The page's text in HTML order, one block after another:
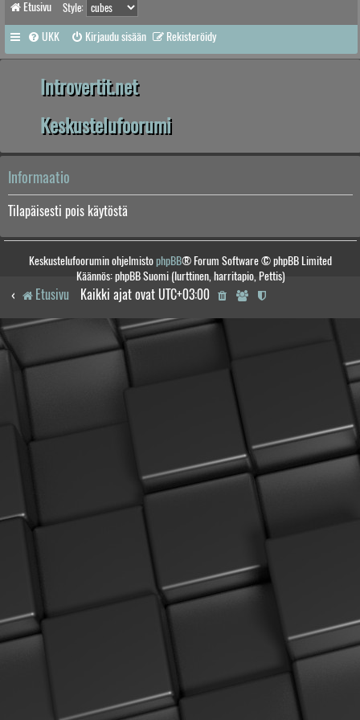
Etusivu Style:
UKK Kirjaudu sisään Rekisteröidy
Introvertit.net
Keskustelufoorumi
Informaatio
Tilapäisesti pois käytöstä
Keskustelufoorumin ohjelmistophpBB® Forum Software © phpBB Limited
Käännös: phpBB Suomi (lurttinen, harritapio, Pettis)
Etusivu Kaikki ajat ovat UTC+03:00